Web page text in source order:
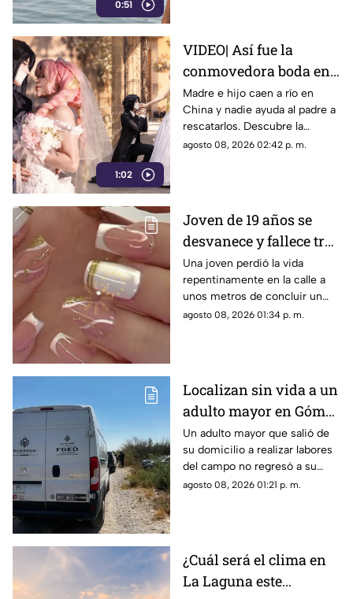
0:51
1:02
VIDEO| Así fue la
conmovedora boda en
México que le dio un
final feliz a Mitsuri y
Obana
Madre e hijo caen a río en
China y nadie ayuda al padre a
rescatarlos. Descubre la
polémica ley que castiga a los
agosto 08, 2026 02:42 p. m.
Joven de 19 años se
desvanece y fallece tras
ponerse uñas en
Coahuila
Una joven perdió la vida
repentinamente en la calle a
unos metros de concluir un
servicio de uñas. Autoridades
agosto 08, 2026 01:34 p. m.
Localizan sin vida a un
adulto mayor en Gómez
Palacio; habría sufrido
un infarto
Un adulto mayor que salió de
su domicilio a realizar labores
del campo no regresó a su
hogar. Tras ser buscado por su
agosto 08, 2026 01:21 p. m.
¿Cuál será el clima en
La Laguna este